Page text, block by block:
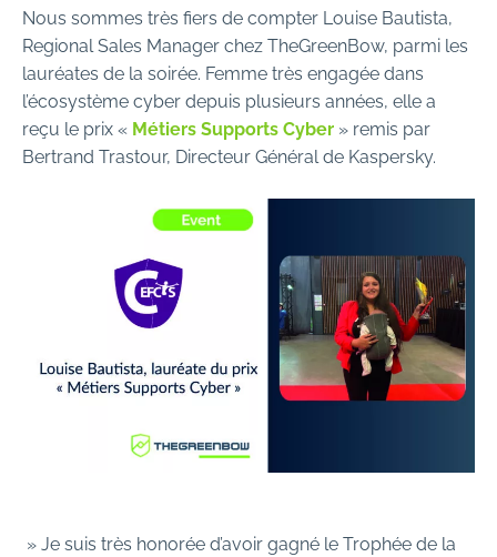
Nous sommes très fiers de compter Louise Bautista,
Regional Sales Manager chez TheGreenBow, parmi les
lauréates de la soirée. Femme très engagée dans
l’écosystème cyber depuis plusieurs années, elle a
reçu le prix « Métiers Supports Cyber » remis par
Bertrand Trastour, Directeur Général de Kaspersky.
» Je suis très honorée d’avoir gagné le Trophée de la